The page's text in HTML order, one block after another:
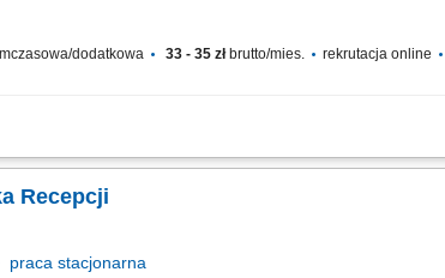
dodatkowa 33 - 35 złbrutto/mies. rekrutacja online
telefonów, kasy fiskalnej; obsługa klienta; obsługa
Recepcji
praca stacjonarna